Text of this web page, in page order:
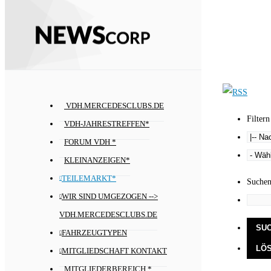
VDH.MERCEDESCLUBS.DE
VDH-JAHRESTREFFEN*
FORUM VDH *
KLEINANZEIGEN*
TEILEMARKT*
WIR SIND UMGEZOGEN -->
VDH.MERCEDESCLUBS.DE
FAHRZEUGTYPEN
MITGLIEDSCHAFT KONTAKT
MITGLIEDERBEREICH *
Filtern
Suchen